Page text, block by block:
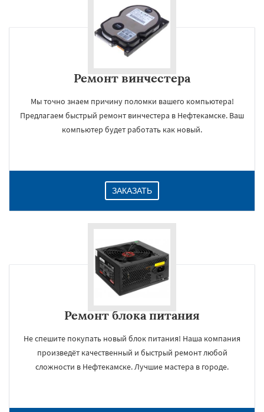
Ремонт винчестера
Мы точно знаем причину поломки вашего компьютера!
Предлагаем быстрый ремонт винчестера в Нефтекамске. Ваш
компьютер будет работать как новый.
ЗАКАЗАТЬ
Ремонт блока питания
Не спешите покупать новый блок питания! Наша компания
произведёт качественный и быстрый ремонт любой
сложности в Нефтекамске. Лучшие мастера в городе.